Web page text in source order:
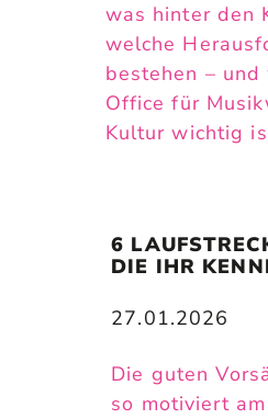
was hinter den
welche
bestehen – und
Office für
Kultur wichtig
6
DIE IHR
27.01.2026
Die guten
so motiviert